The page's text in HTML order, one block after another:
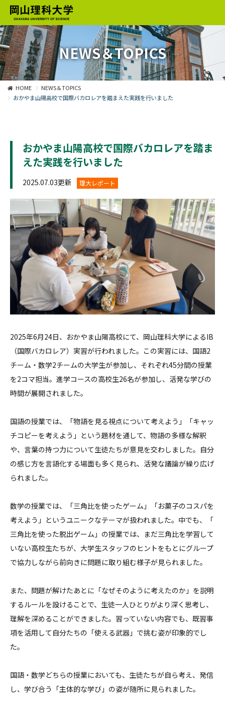
NEWS＆TOPICS
HOME
NEWS＆TOPICS
おかやま山陽高校で国際バカロレアを踏まえた実践を行いました
おかやま山陽高校で国際バカロレアを踏ま
えた実践を行いました
2025.07.03更新 理大レポート
2025年6月24日、おかやま山陽高校にて、 岡山理科大学によるIB
（国際バカロレア）実習が行われました。 この実習には、国語2
チーム・数学2チームの大学生が参加し、 それぞれ45分間の授業
を2コマ担当。進学コースの高校生26名が参加し、活発な学びの
時間が展開されました。
国語の授業では、「物語を見る視点について考えよう」「キャッ
チコピーを考えよう」という題材を通して、 物語の多様な解釈
や、 言葉の持つ力について生徒たちが意見を交わしました。 自分
の感じ方を言語化する場面も多く見られ、 活発な議論が繰り広げ
られました。
数学の授業では、「三角比を使ったゲーム」「お菓子のコスパを
考えよう」 というユニークなテーマが扱われました。中でも、「
三角比を使った脱出ゲーム」の授業では、 まだ三角比を学習して
いない高校生たちが、 大学生スタッフのヒントをもとにグループ
で協力しながら前向きに問題に取り組む様子が見られました。
また、問題が解けたあとに「なぜそのように考えたのか」 を説明
するルールを設けることで、 生徒一人ひとりがより深く思考し、
理解を深めることができました。習っていない内容でも、 既習事
項を活用して自分たちの「使える武器」 で挑む姿が印象的でし
た。
国語・数学どちらの授業においても、生徒たちが自ら考え、 発信
し、学び合う「主体的な学び」の姿が随所に見られました。